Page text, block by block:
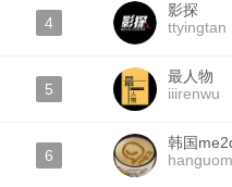
4
影探
ttyingtan
5
最人物
iiirenwu
6
韩国